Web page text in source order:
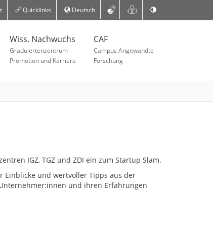
Quicklinks Deutsch
Wiss. Nachwuchs
Graduiertenzentrum
Promotion und Karriere
CAF
Campus Angewandte
Forschung
IGZ, TGZ und ZDI ein zum Startup Slam.
und wertvoller Tipps aus der
und ihren Erfahrungen